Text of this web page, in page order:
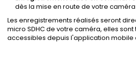
dès la mise en route de votre caméra
Les enregistrements réalisés seront
micro SDHC de votre caméra, elles
accessibles depuis l'application mobile